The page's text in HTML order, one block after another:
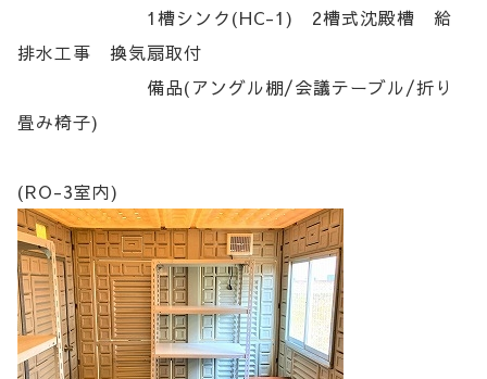
1槽シンク(HC-1) 2槽式沈殿槽 給
排水工事 換気扇取付
備品(アングル棚/会議テーブル/折り
畳み椅子)
(RO-3室内)